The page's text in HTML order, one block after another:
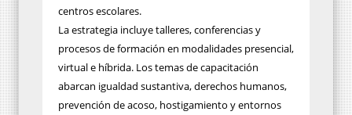
centros escolares.
La estrategia incluye talleres, conferencias y
procesos de formación en modalidades presencial,
virtual e híbrida. Los temas de capacitación
abarcan igualdad sustantiva, derechos humanos,
prevención de acoso, hostigamiento y entornos